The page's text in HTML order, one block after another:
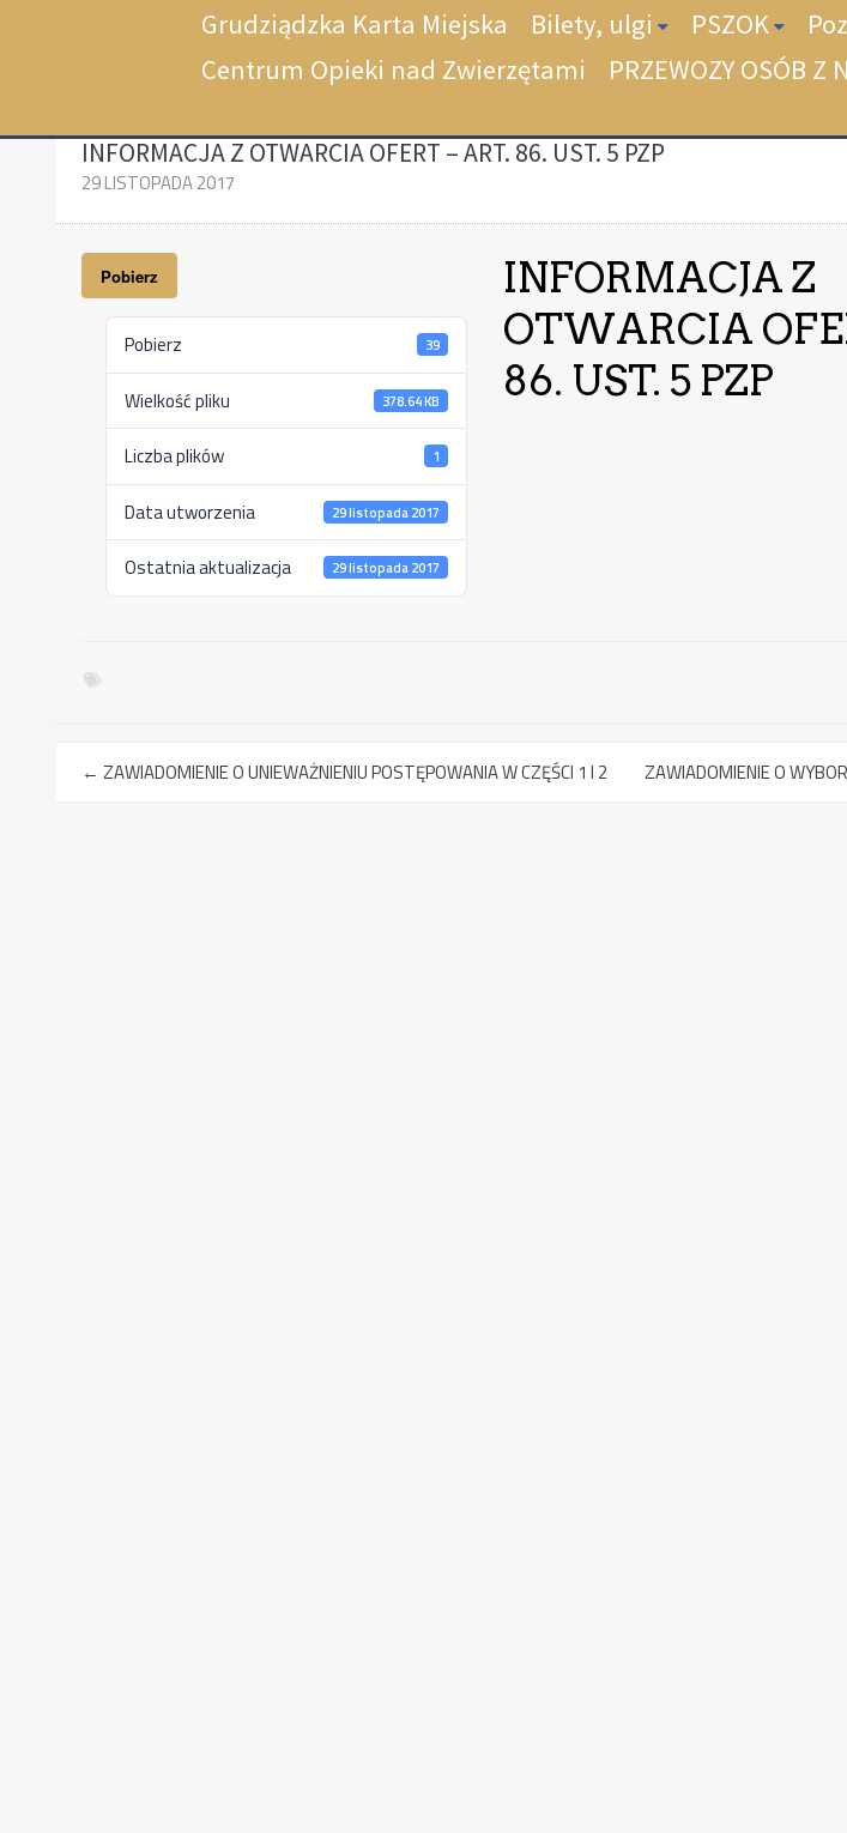
Grudziądzka Karta Miejska Bilety, ulgi PSZOK
Centrum Opieki nad Zwierzętami
PRZEWOZY OSÓB Z
INFORMACJA Z OTWARCIA OFERT – ART. 86. UST. 5 PZP
29 LISTOPADA 2017
Pobierz
Pobierz 39
Wielkość pliku 378.64 KB
Liczba plików 1
Data utworzenia 29 listopada 2017
Ostatnia aktualizacja 29 listopada 2017
INFORMACJA Z
OTWARCIA
86. UST. 5 PZP
← ZAWIADOMIENIE O UNIEWAŻNIENIU POSTĘPOWANIA W CZĘŚCI 1 I 2 ZAWIADOMIENIE O